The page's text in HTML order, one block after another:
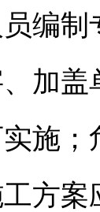
编
加
施
方